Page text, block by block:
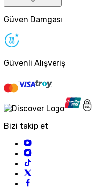
Güven Damgası
Güvenli Alışveriş
Bizi takip et